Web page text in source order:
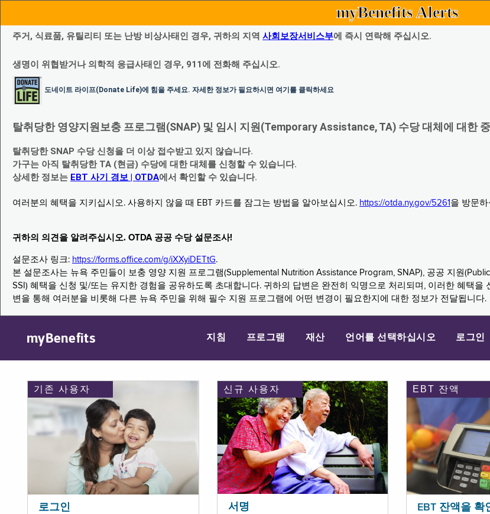
myBenefits Alerts
주거, 식료품, 유틸리티 또는 난방 비상사태인 경우, 귀하의 지역 사회보장서비스부에 즉시 연락해 주십시오.
생명이 위협받거나 의학적 응급사태인 경우, 911에 전화해 주십시오.
도네이트 라이프(Donate Life)에 힘을 주세요. 자세한 정보가 필요하시면 여기를 클릭하세요
탈취당한 영양지원보충 프로그램(SNAP) 및 임시 지원(Temporary Assistance, TA) 수당 대체에 대한
탈취당한 SNAP 수당 신청을 더 이상 접수받고 있지 않습니다.
가구는 아직 탈취당한 TA (현금) 수당에 대한 대체를 신청할 수 있습니다.
상세한 정보는 EBT 사기 경보 | OTDA에서 확인할 수 있습니다.
여러분의 혜택을 지키십시오. 사용하지 않을 때 EBT 카드를 잠그는 방법을 알아보십시오. https://otda.ny.gov/5261 을 방문
귀하의 의견을 알려주십시오. OTDA 공공 수당 설문조사!
설문조사 링크: https://forms.office.com/g/iXXyiDETtG.
본 설문조사는 뉴욕 주민들이 보충 영양 지원 프로그램(Supplemental Nutrition Assistance Program, SNAP), 공공 지원
SSI) 혜택을 신청 및/또는 유지한 경험을 공유하도록 초대합니다. 귀하의 답변은 완전히 익명으로 처리되며, 이러한 혜택
변을 통해 여러분을 비롯해 다른 뉴욕 주민을 위해 필수 지원 프로그램에 어떤 변경이 필요한지에 대한 정보가 전달됩니다.
myBenefits 지침 프로그램 재산 언어를 선택하십시오 로그인
기존 사용자
로그인
신규 사용자
서명
EBT 잔액
EBT 잔액을 확